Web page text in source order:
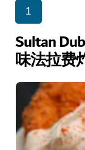
1
Sultan
味法拉费